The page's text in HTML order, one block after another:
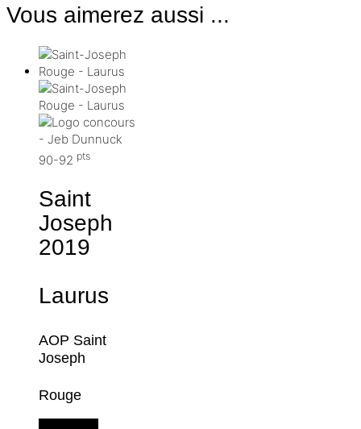
Vous aimerez aussi ...
90-92 pts
Saint
Joseph
2019
Laurus
AOP Saint
Joseph
Rouge